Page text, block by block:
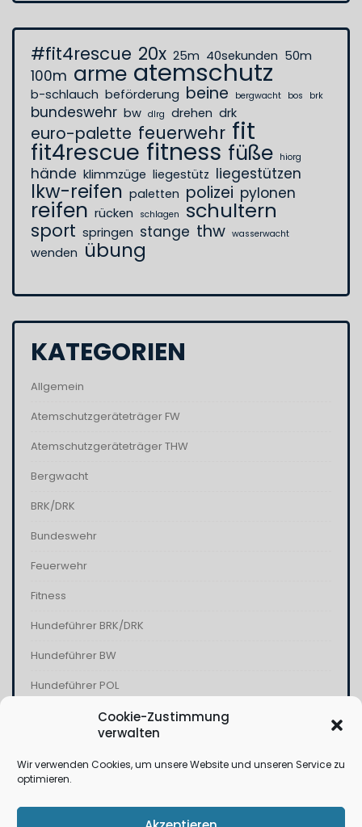
Cookie-Zustimmung
verwalten
Wir verwenden Cookies, um unsere Website und unseren Service zu
optimieren.
#fit4rescue 20x 25m 40sekunden 50m
100m arme atemschutz
b-schlauch beförderung beine bergwacht bos brk
bundeswehr bw dlrg drehen drk
euro-palette feuerwehr fit
fit4rescue fitness füße hiorg
hände klimmzüge liegestütz liegestützen
lkw-reifen paletten polizei pylonen
reifen rücken schlagen schultern
sport springen stange thw wasserwacht
wenden übung
KATEGORIEN
Allgemein
Atemschutzgeräteträger FW
Atemschutzgeräteträger THW
Bergwacht
BRK/DRK
Bundeswehr
Feuerwehr
Fitness
Hundeführer BRK/DRK
Hundeführer BW
Hundeführer POL
Kampfschwimmer
Polizei
THW